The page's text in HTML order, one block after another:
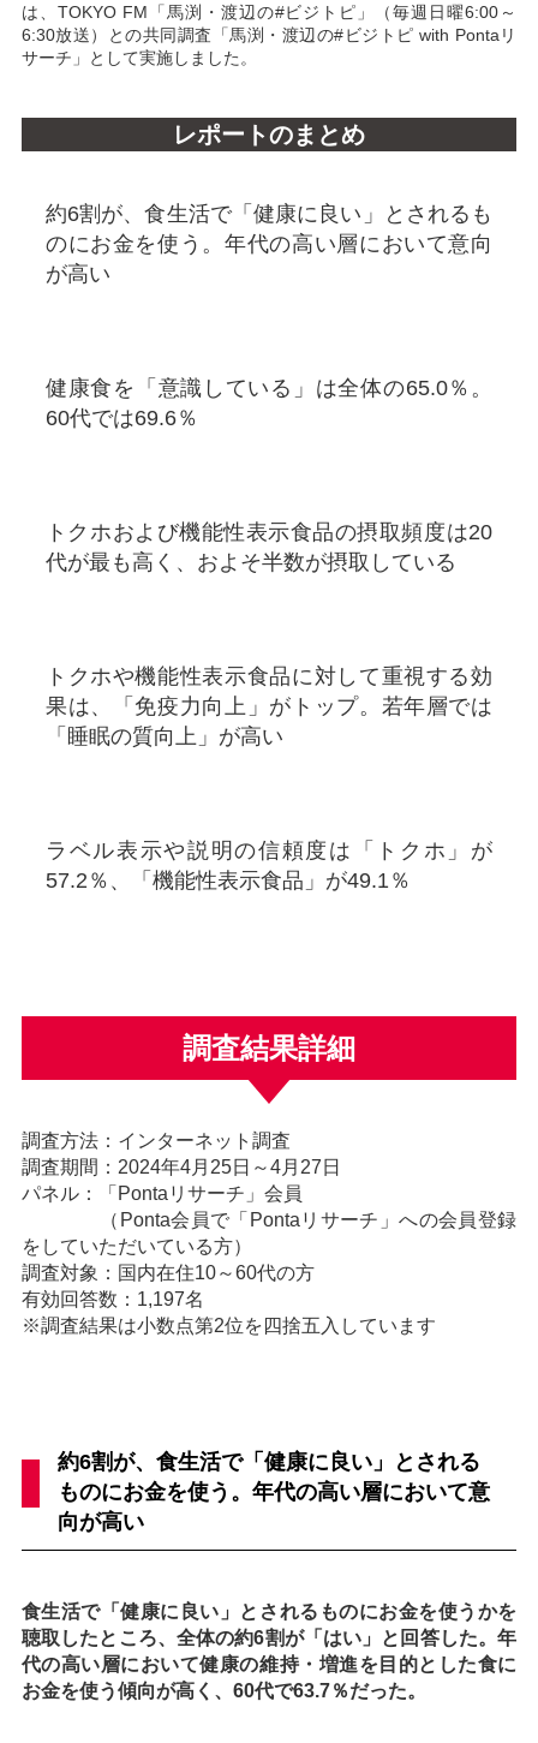
は、TOKYO FM「馬渕・渡辺の#ビジトピ」（毎週日曜6:00～
6:30放送）との共同調査「馬渕・渡辺の#ビジトピ with Pontaリ
サーチ」として実施しました。
レポートのまとめ
約6割が、食生活で「健康に良い」とされるも
のにお金を使う。年代の高い層において意向
が高い
健康食を「意識している」は全体の65.0％。
60代では69.6％
トクホおよび機能性表示食品の摂取頻度は20
代が最も高く、およそ半数が摂取している
トクホや機能性表示食品に対して重視する効
果は、「免疫力向上」がトップ。若年層では
「睡眠の質向上」が高い
ラベル表示や説明の信頼度は「トクホ」が
57.2％、「機能性表示食品」が49.1％
調査結果詳細
調査方法：インターネット調査
調査期間：2024年4月25日～4月27日
パネル：「Pontaリサーチ」会員
（Ponta会員で「Pontaリサーチ」への会員登録
をしていただいている方）
調査対象：国内在住10～60代の方
有効回答数：1,197名
※調査結果は小数点第2位を四捨五入しています
約6割が、食生活で「健康に良い」とされる
ものにお金を使う。年代の高い層において意
向が高い
食生活で「健康に良い」とされるものにお金を使うかを
聴取したところ、全体の約6割が「はい」と回答した。年
代の高い層において健康の維持・増進を目的とした食に
お金を使う傾向が高く、60代で63.7％だった。